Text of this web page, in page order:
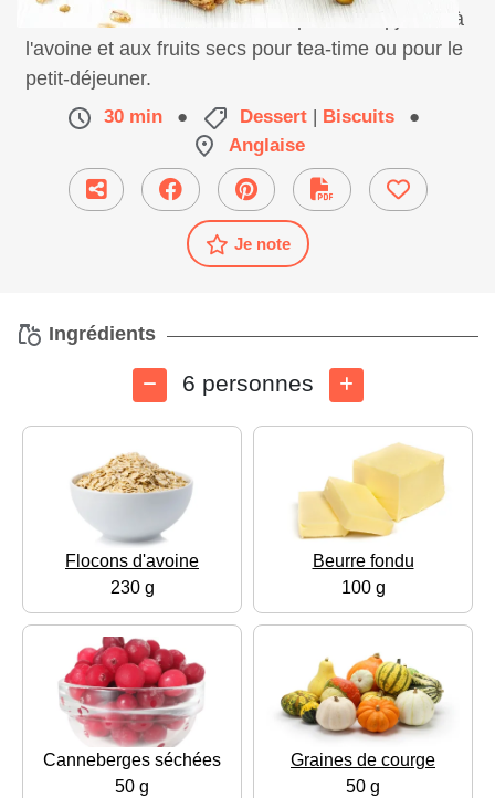
De savoureux biscuits britannique ou "flapjacks" à
l'avoine et aux fruits secs pour tea-time ou pour le
petit-déjeuner.
30 min ● Dessert | Biscuits
●
Anglaise
Je note
Ingrédients
6 personnes
Flocons d'avoine
230 g
Beurre fondu
100 g
Canneberges séchées
50 g
Graines de courge
50 g